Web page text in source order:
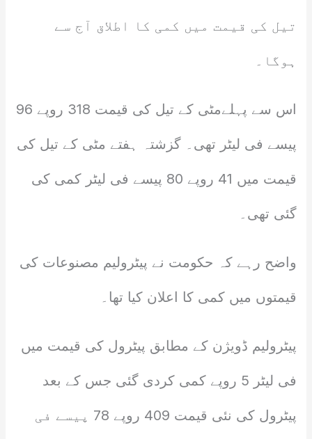
تیل کی قیمت میں کمی کا اطلاق آج سے
ہوگا۔
اس سے پہلےمٹی کے تیل کی قیمت 318 روپے 96
پیسے فی لیٹر تھی۔ گزشتہ ہفتے مٹی کے تیل کی
قیمت میں 41 روپے 80 پیسے فی لیٹر کمی کی
گئی تھی۔
واضح رہے کہ حکومت نے پیٹرولیم مصنوعات کی
قیمتوں میں کمی کا اعلان کیا تھا۔
پیٹرولیم ڈویژن کے مطابق پیٹرول کی قیمت میں
فی لیٹر 5 روپے کمی کردی گئی جس کے بعد
پیٹرول کی نئی قیمت 409 روپے 78 پیسے فی